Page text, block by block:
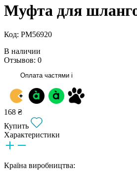
Муфта для
Код: РМ56920
В наличии
Отзывов: 0
Оплата частями i
168 ₴
Купить
Характеристики
Країна виробництва: